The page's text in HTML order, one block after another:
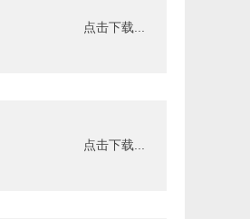
点击下载...
点击下载...